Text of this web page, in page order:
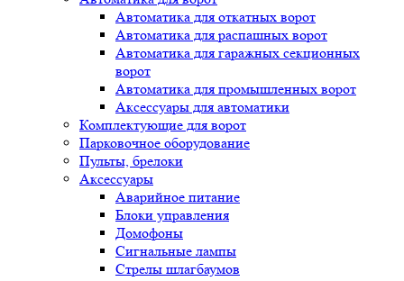
Автоматика для откатных ворот
Автоматика для распашных ворот
Автоматика для гаражных секционных
ворот
Автоматика для промышленных ворот
Аксессуары для автоматики
Комплектующие для ворот
Парковочное оборудование
Пульты, брелоки
Аксессуары
Аварийное питание
Блоки управления
Домофоны
Сигнальные лампы
Стрелы шлагбаумов